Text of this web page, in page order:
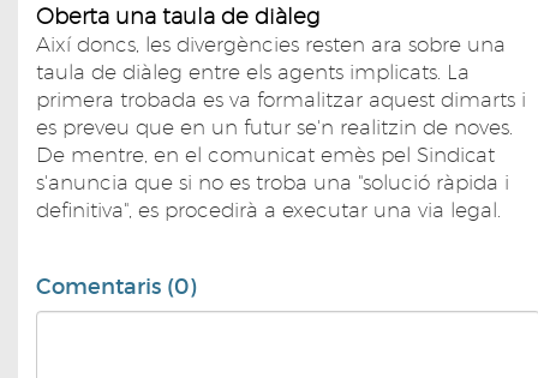
Oberta una taula de diàleg
Així doncs, les divergències resten ara sobre una
taula de diàleg entre els agents implicats. La
primera trobada es va formalitzar aquest dimarts i
es preveu que en un futur se'n realitzin de noves.
De mentre, en el comunicat emès pel Sindicat
s'anuncia que si no es troba una "solució ràpida i
definitiva", es procedirà a executar una via legal.
Comentaris (0)